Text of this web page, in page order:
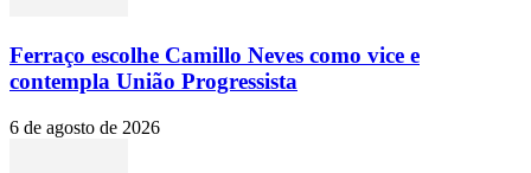
Ferraço escolhe Camillo Neves como vice e
contempla União Progressista
6 de agosto de 2026